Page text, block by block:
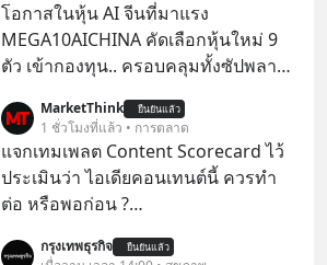
โอกาสในหุ้น AI จีนที่มาแรง
MEGA10AICHINA คัดเลือกหุ้นใหม่ 9
ตัว เข้ากองทุน.. ครอบคลุมทั้งซัปพลาย
โปรโมชัน ลด 50% ค่าธรรมเนียมซื้อ |
ยอด 2 ล้านบาทขึ้นไป ฟรีค่าธรรมเนียม
ซื้อ
MarketThink ยืนยันแล้ว
1 ชั่วโมงที่แล้ว • การตลาด
แจกเทมเพลต Content Scorecard ไว้
ประเมินว่า ไอเดียคอนเทนต์นี้ ควรทำ
ต่อ หรือพอก่อน ?
eets/d/1J0ZkTtNLjIWLZaxcK2dVL40i
กรุงเทพธุรกิจ ยืนยันแล้ว